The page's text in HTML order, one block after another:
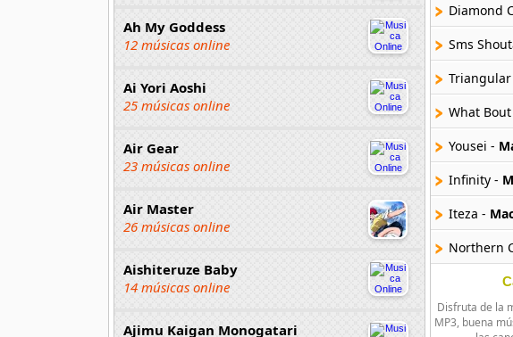
Ah My Goddess
12 músicas online
Ai Yori Aoshi
25 músicas online
Air Gear
23 músicas online
Air Master
26 músicas online
Aishiteruze Baby
14 músicas online
Ajimu Kaigan Monogatari
Diamond
Sms
Triangular
What
Yousei -
Infinity -
Iteza -
Northern
Shinkuu
Triangler -
Disfruta de la
MP3, buena